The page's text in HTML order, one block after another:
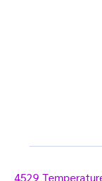
4529